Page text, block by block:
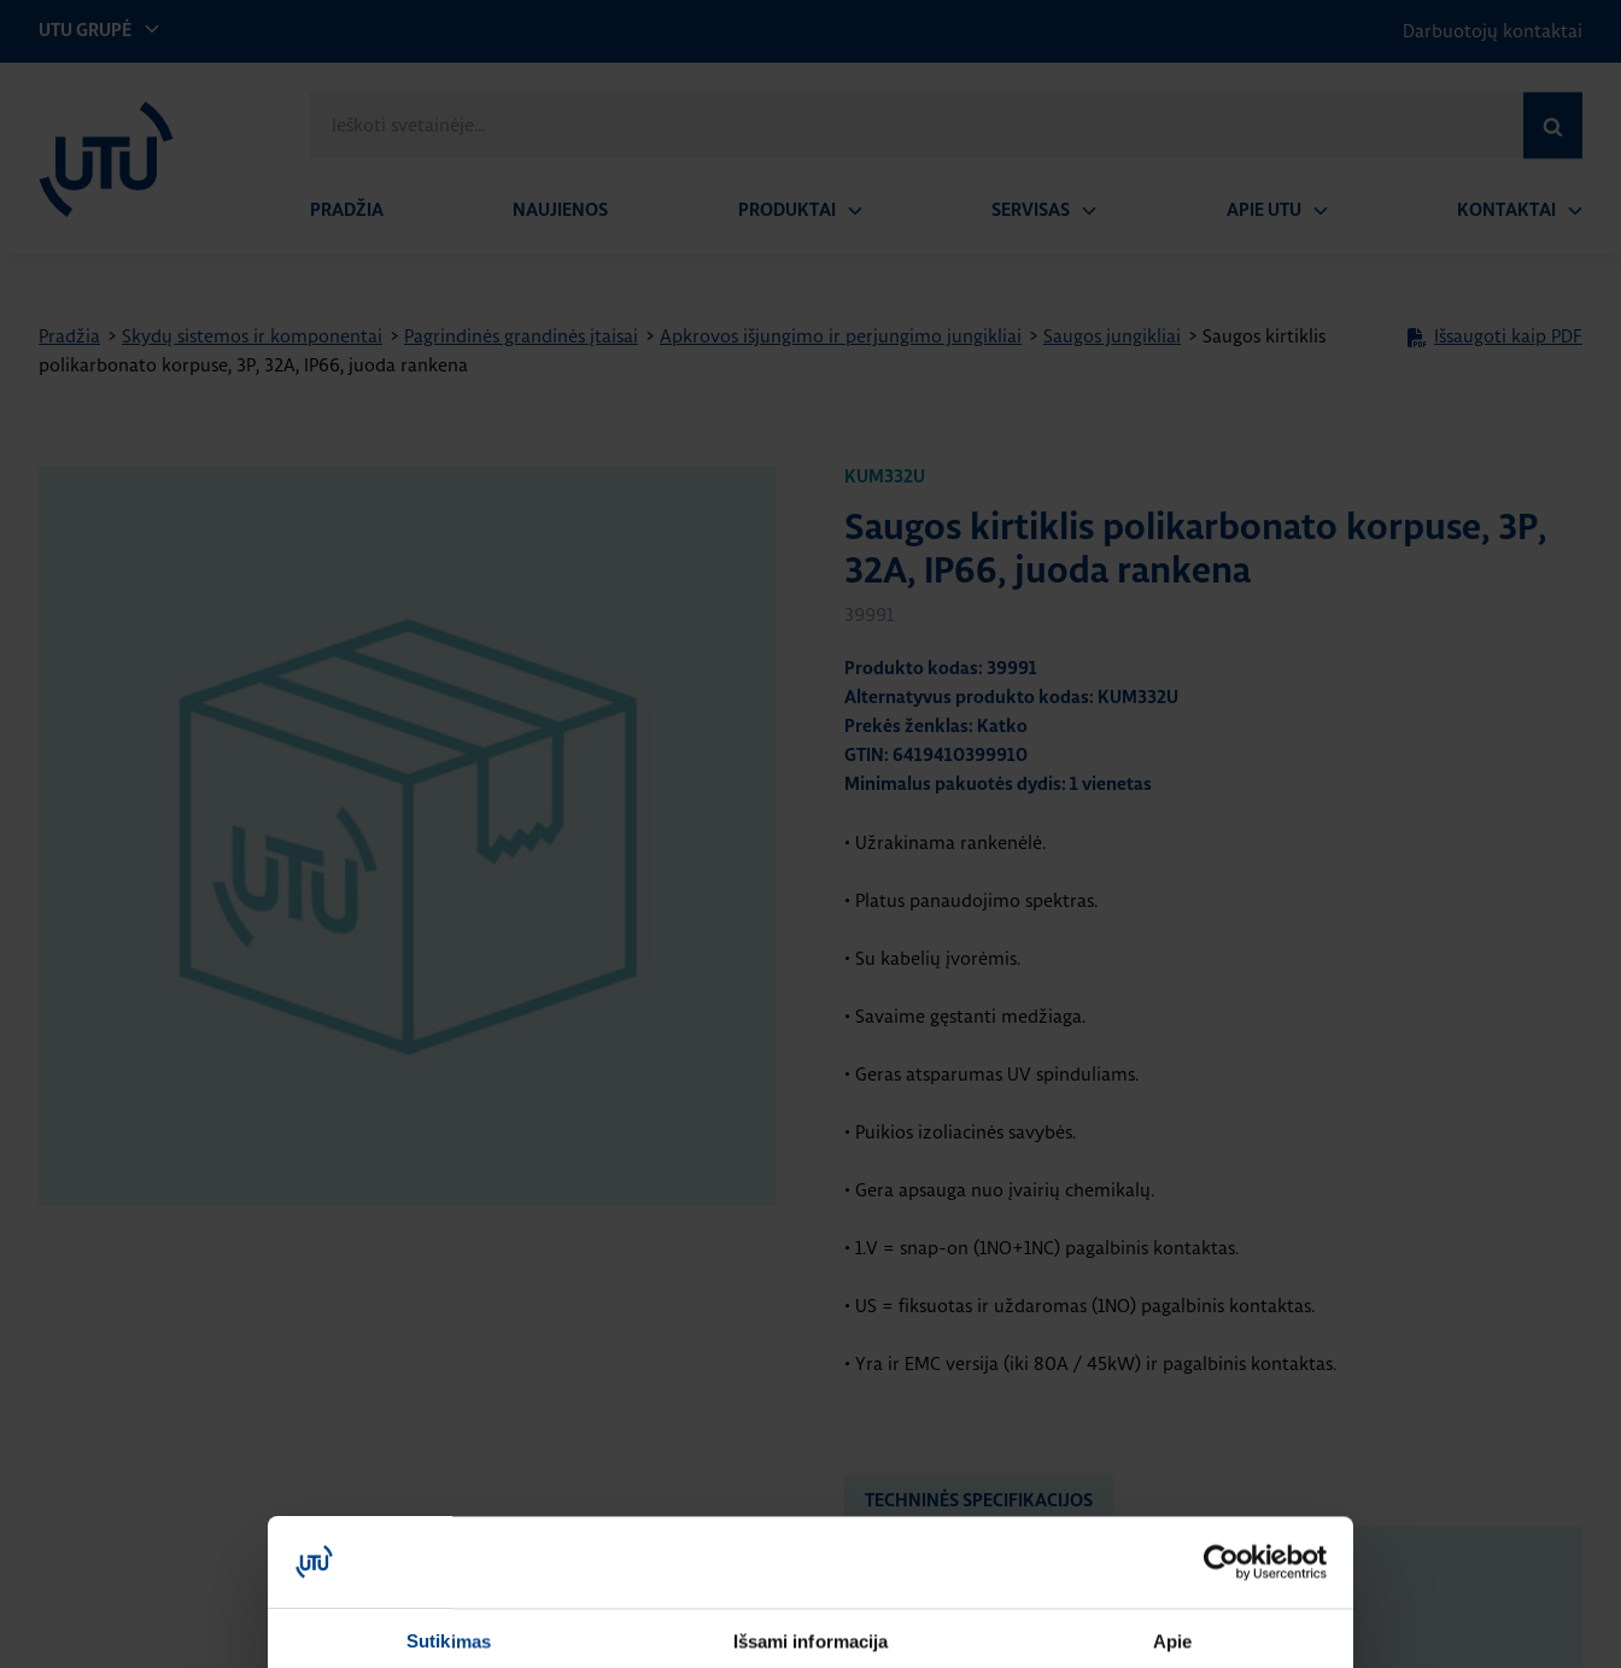
Sutikimas Išsami informacija Apie
UTU GRUPĖ Darbuotojų kontaktai
svetainėje
PRADŽIA NAUJIENOS PRODUKTAI SERVISAS APIE UTU KONTAKTAI
Pradžia > Skydų sistemos ir komponentai > Pagrindinės grandinės įtaisai > Apkrovos išjungimo ir perjungimo jungikliai > Saugos jungikliai > Saugos kirtiklis
polikarbonato korpuse, 3P, 32A, IP66, juoda rankena
Išsaugoti kaip PDF
KUM332U
Saugos kirtiklis polikarbonato korpuse, 3P,
32A, IP66, juoda rankena
39991
Produkto kodas: 39991
Alternatyvus produkto kodas: KUM332U
Prekės ženklas: Katko
GTIN: 6419410399910
Minimalus pakuotės dydis: 1 vienetas
• Užrakinama rankenėlė.
• Platus panaudojimo spektras.
• Su kabelių įvorėmis.
• Savaime gęstanti medžiaga.
• Geras atsparumas UV spinduliams.
• Puikios izoliacinės savybės.
• Gera apsauga nuo įvairių chemikalų.
• 1.V = snap-on (1NO+1NC) pagalbinis kontaktas.
• US = fiksuotas ir uždaromas (1NO) pagalbinis kontaktas.
• Yra ir EMC versija (iki 80A / 45kW) ir pagalbinis kontaktas.
TECHNINĖS SPECIFIKACIJOS